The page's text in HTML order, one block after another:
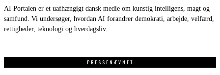
AI Portalen er et uafhængigt dansk medie om kunstig intelligens, magt og
samfund. Vi undersøger, hvordan AI forandrer demokrati, arbejde, velfærd,
rettigheder, teknologi og hverdagsliv.
PRESSENÆVNET